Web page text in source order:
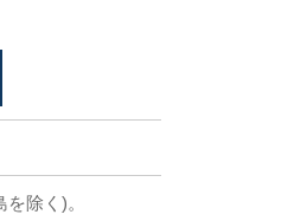
除く)。